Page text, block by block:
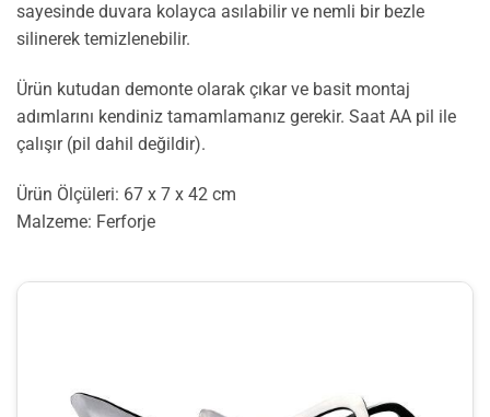
sayesinde duvara kolayca asılabilir ve nemli bir bezle
silinerek temizlenebilir.
Ürün kutudan demonte olarak çıkar ve basit montaj
adımlarını kendiniz tamamlamanız gerekir. Saat AA pil ile
çalışır (pil dahil değildir).
Ürün Ölçüleri: 67 x 7 x 42 cm
Malzeme: Ferforje